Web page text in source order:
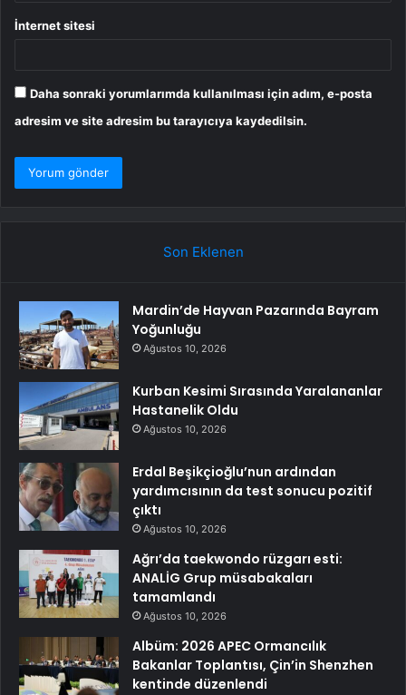
İnternet sitesi
Daha sonraki yorumlarımda kullanılması için adım, e-posta
adresim ve site adresim bu tarayıcıya kaydedilsin.
Son Eklenen
Mardin’de Hayvan Pazarında Bayram
Yoğunluğu
Ağustos 10, 2026
Kurban Kesimi Sırasında Yaralananlar
Hastanelik Oldu
Ağustos 10, 2026
Erdal Beşikçioğlu’nun ardından
yardımcısının da test sonucu pozitif
çıktı
Ağustos 10, 2026
Ağrı’da taekwondo rüzgarı esti:
ANALİG Grup müsabakaları
tamamlandı
Ağustos 10, 2026
Albüm: 2026 APEC Ormancılık
Bakanlar Toplantısı, Çin’in Shenzhen
kentinde düzenlendi